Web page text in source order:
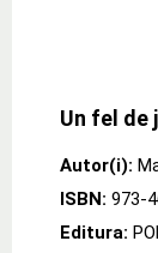
Un fel de
Autor(i):
ISBN: 973-
Editura: